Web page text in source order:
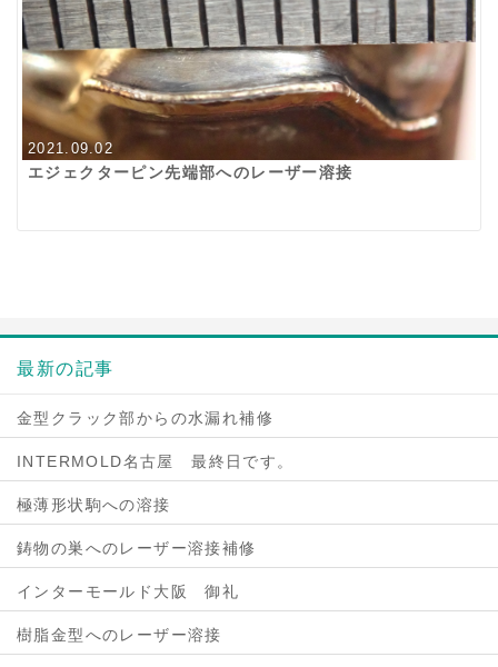
2021.09.02
エジェクターピン先端部へのレーザー溶接
最新の記事
金型クラック部からの水漏れ補修
INTERMOLD名古屋 最終日です。
極薄形状駒への溶接
鋳物の巣へのレーザー溶接補修
インターモールド大阪 御礼
樹脂金型へのレーザー溶接